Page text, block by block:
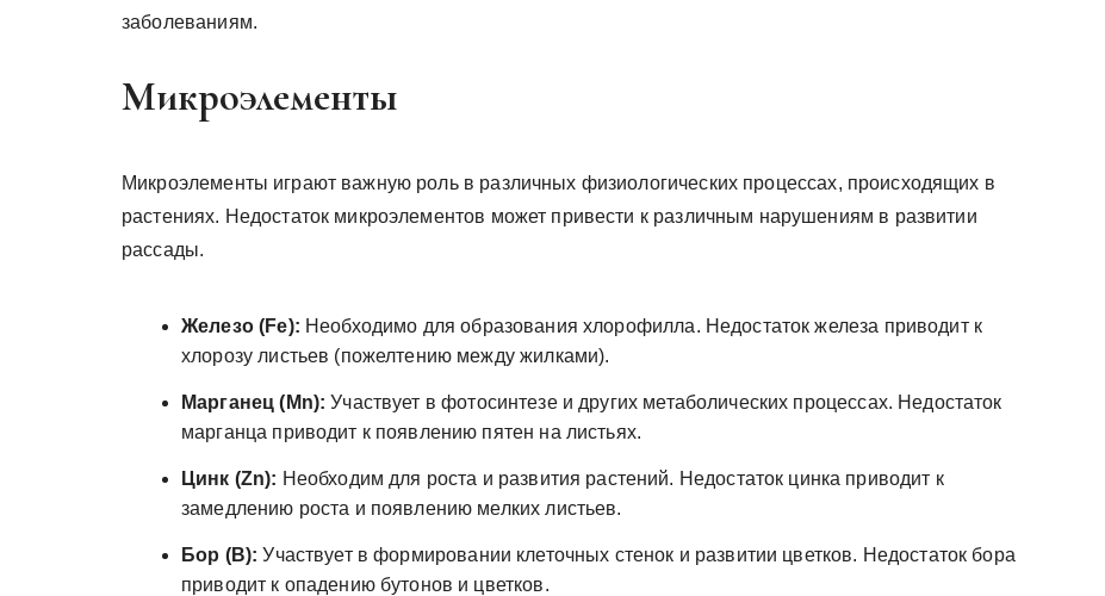
заболеваниям.
Микроэлементы
Микроэлементы играют важную роль в различных физиологических процессах, происходящих в
растениях. Недостаток микроэлементов может привести к различным нарушениям в развитии
рассады.
Железо (Fe): Необходимо для образования хлорофилла. Недостаток железа приводит к
хлорозу листьев (пожелтению между жилками).
Марганец (Mn): Участвует в фотосинтезе и других метаболических процессах. Недостаток
марганца приводит к появлению пятен на листьях.
Цинк (Zn): Необходим для роста и развития растений. Недостаток цинка приводит к
замедлению роста и появлению мелких листьев.
Бор (B): Участвует в формировании клеточных стенок и развитии цветков. Недостаток бора
приводит к опадению бутонов и цветков.